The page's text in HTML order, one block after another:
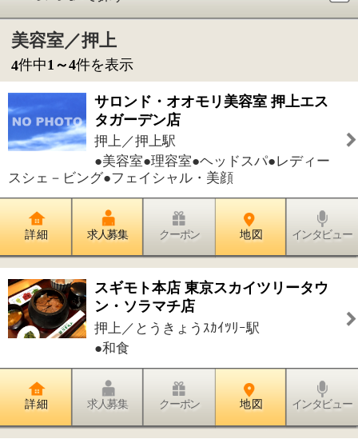
スシェ－ビング●フェイシャル・美顔
詳 細 求人募集 クーポン
スギモト本店 東京スカイツリータウ
ン・ソラマチ店
押上／とうきょうｽｶｲﾂﾘｰ駅
●和食
詳 細 求人募集 クーポン 地 図 インタビュー
ししまる食堂
押上／押上駅
酒屋
詳 細 求人募集 クーポン 地 図
髪 化粧 『屭』
押上／押上駅
●美容室
詳 細 求人募集 クーポン 地 図 インタビュー